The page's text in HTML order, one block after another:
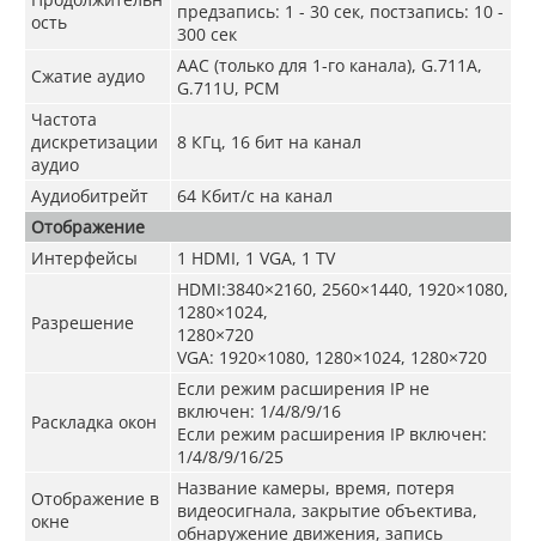
ость
предзапись: 1 - 30 сек, постзапись: 10 -
300 сек
Сжатие аудио
AAC (только для 1-го канала), G.711A,
G.711U, PCM
Частота
дискретизации
аудио
8 КГц, 16 бит на канал
Аудиобитрейт
64 Кбит/с на канал
Отображение
Интерфейсы
1 HDMI, 1 VGA, 1 TV
Разрешение
HDMI:3840×2160, 2560×1440, 1920×1080,
1280×1024,
1280×720
VGA: 1920×1080, 1280×1024, 1280×720
Раскладка окон
Если режим расширения IP не
включен: 1/4/8/9/16
Если режим расширения IP включен:
1/4/8/9/16/25
Отображение в
окне
Название камеры, время, потеря
видеосигнала, закрытие объектива,
обнаружение движения, запись